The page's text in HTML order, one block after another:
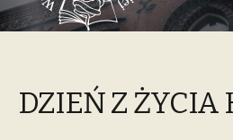
DZIEŃ Z ŻYCIA